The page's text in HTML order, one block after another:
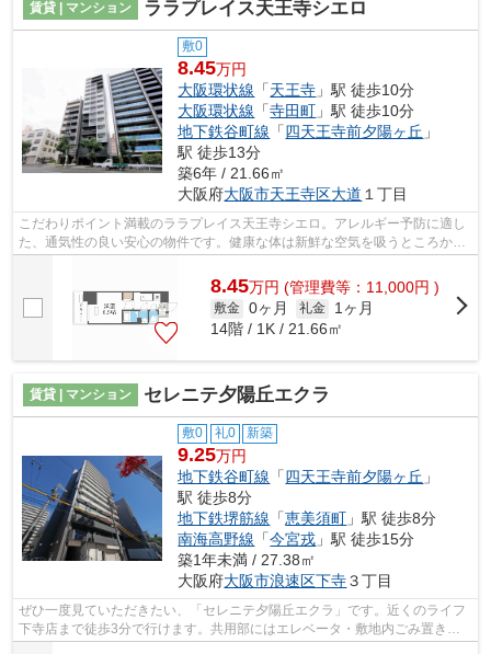
賃貸 | マンション ララプレイス天王寺シエロ
敷0
8.45万円
大阪環状線 「天王寺 」駅 徒歩10分
大阪環状線 「寺田町 」駅 徒歩10分
地下鉄谷町線 「四天王寺前夕陽ヶ丘 」
駅 徒歩13分
築6年 / 21.66㎡
大阪府大阪市天王寺区大道 １丁目
こだわりポイント満載のララプレイス天王寺シエロ。アレルギー予防に適し
た、通気性の良い安心の物件です。健康な体は新鮮な空気を吸うところか
ら。インターネット付きの物件です。駅...
8.45万円 (管理費等：11,000円 )
敷金 0ヶ月 礼金
1ヶ月
14階 / 1K / 21.66㎡
賃貸 | マンション セレニテ夕陽丘エクラ
敷0 礼0 新築
9.25万円
地下鉄谷町線 「四天王寺前夕陽ヶ丘 」
駅 徒歩8分
地下鉄堺筋線 「恵美須町 」駅 徒歩8分
南海高野線 「今宮戎 」駅 徒歩15分
築1年未満 / 27.38㎡
大阪府大阪市浪速区下寺３丁目
ぜひ一度見ていただきたい、「セレニテ夕陽丘エクラ」です。近くのライフ
下寺店まで徒歩3分で行けます。共用部にはエレベータ・敷地内ごみ置き場